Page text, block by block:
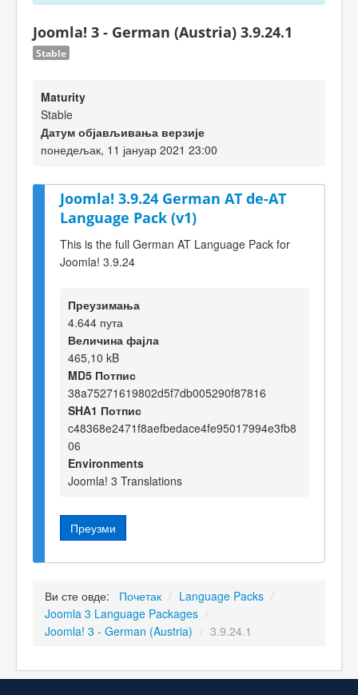
Joomla! 3 - German (Austria) 3.9.24.1
Stable
Maturity
Stable
Датум објављивања верзије
понедељак, 11 јануар 2021 23:00
Joomla! 3.9.24 German AT de-AT
Language Pack (v1)
This is the full German AT Language Pack for
Joomla! 3.9.24
Преузимања
4.644 пута
Величина фајла
465,10 kB
MD5 Потпис
38a75271619802d5f7db005290f87816
SHA1 Потпис
c48368e2471f8aefbedace4fe95017994e3fb8
06
Environments
Joomla! 3 Translations
Преузми
Ви сте овде: Почетак / Language Packs /
Joomla 3 Language Packages /
Joomla! 3 - German (Austria) / 3.9.24.1